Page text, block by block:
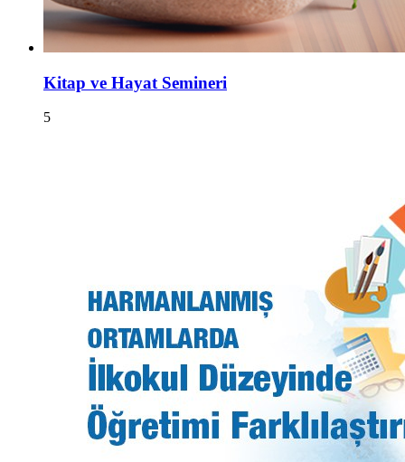
Kitap ve Hayat Semineri
5